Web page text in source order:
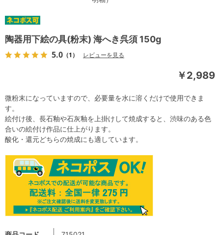
陶器用下絵の具(粉末) 海へき呉須 150g
5.0 （1） レビューを見る
￥2,989
微粉末になっていますので、必要量を水に溶くだけで使用できま
す。
絵付け後、長石釉や石灰釉を上掛けして焼成すると、渋味のある色
合いの絵付け作品に仕上がります。
酸化・還元どちらの焼成にも適しています。